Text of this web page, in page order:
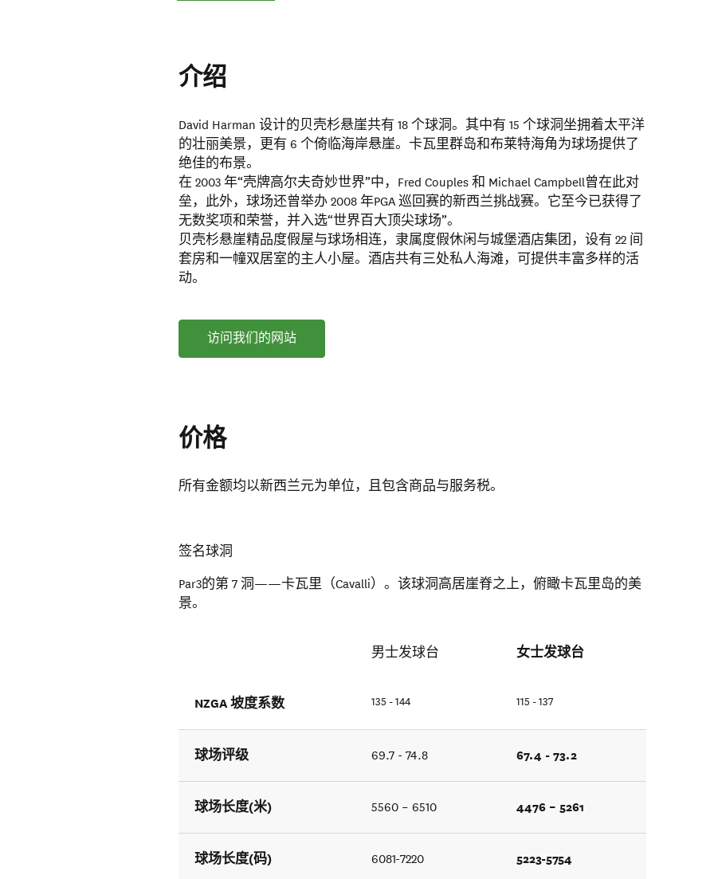
介绍
David Harman 设计的贝壳杉悬崖共有 18 个球洞。其中有 15 个球洞坐拥着太平洋
的壮丽美景，更有 6 个倚临海岸悬崖。卡瓦里群岛和布莱特海角为球场提供了
绝佳的布景。
在 2003 年“壳牌高尔夫奇妙世界”中，Fred Couples 和 Michael Campbell曾在此对
垒，此外，球场还曾举办 2008 年PGA 巡回赛的新西兰挑战赛。它至今已获得了
无数奖项和荣誉，并入选“世界百大顶尖球场”。
贝壳杉悬崖精品度假屋与球场相连，隶属度假休闲与城堡酒店集团，设有 22 间
套房和一幢双居室的主人小屋。酒店共有三处私人海滩，可提供丰富多样的活
动。
访问我们的网站
价格
所有金额均以新西兰元为单位，且包含商品与服务税。
签名球洞
Par3的第 7 洞——卡瓦里（Cavalli）。该球洞高居崖脊之上，俯瞰卡瓦里岛的美
景。
男士发球台 女士发球台
NZGA 坡度系数 135 - 144 115 - 137
球场评级 69.7 - 74.8 67.4 - 73.2
球场长度(米) 5560 – 6510 4476 – 5261
球场长度(码) 6081-7220 5223-5754